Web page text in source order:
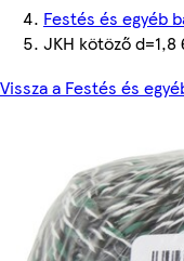
Festés és egyéb
JKH kötöző d=1,8
Vissza a Festés és